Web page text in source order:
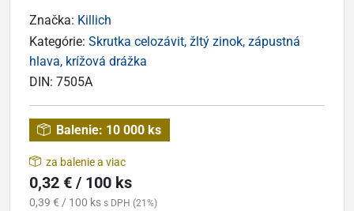
Značka: Killich
Kategórie: Skrutka celozávit, žltý zinok, zápustná
hlava, krížová drážka
DIN: 7505A
Balenie: 10 000 ks
za balenie a viac
0,32 € / 100 ks
0,39 € / 100 ks s DPH (21%)